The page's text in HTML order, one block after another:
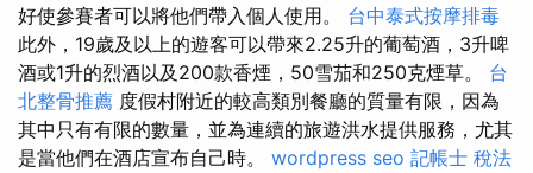
好使參賽者可以將他們帶入個人使用。 台中泰式按摩排毒
此外，19歲及以上的遊客可以帶來2.25升的葡萄酒，3升啤
酒或1升的烈酒以及200款香煙，50雪茄和250克煙草。 台
北整骨推薦 度假村附近的較高類別餐廳的質量有限，因為
其中只有有限的數量，並為連續的旅遊洪水提供服務，尤其
是當他們在酒店宣布自己時。 wordpress seo 記帳士 稅法